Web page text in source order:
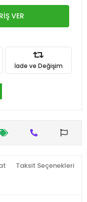
VER
İade ve Değişim
Taksit Seçenekleri